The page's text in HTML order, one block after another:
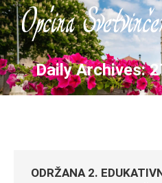
Daily Archives:
ODRŽANA 2.